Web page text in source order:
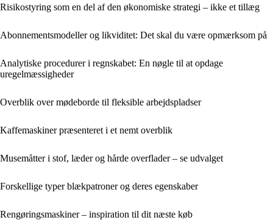
Risikostyring som en del af den økonomiske strategi – ikke et tillæg
Abonnementsmodeller og likviditet: Det skal du være opmærksom på
Analytiske procedurer i regnskabet: En nøgle til at opdage
uregelmæssigheder
Overblik over mødeborde til fleksible arbejdspladser
Kaffemaskiner præsenteret i et nemt overblik
Musemåtter i stof, læder og hårde overflader – se udvalget
Forskellige typer blækpatroner og deres egenskaber
Rengøringsmaskiner – inspiration til dit næste køb